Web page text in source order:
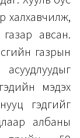
халхавчилж,
авсан.
газрын
мэдэх
гэдгийг
албаны